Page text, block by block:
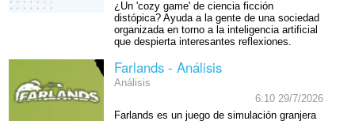
¿Un 'cozy game' de ciencia ficción
distópica? Ayuda a la gente de una sociedad
organizada en torno a la inteligencia artificial
que despierta interesantes reflexiones.
Farlands - Análisis
Análisis
6:10 29/7/2026
Farlands es un juego de simulación granjera